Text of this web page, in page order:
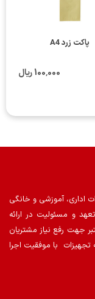
پاکت زرد A4
100٬000 ریال
اداری، آموزشی و خانگی
و مسئولیت در ارائه
جهت رفع نیاز مشتریان
تجهیزات با موفقیت اجرا